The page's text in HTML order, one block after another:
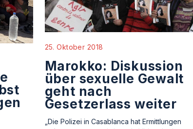
25. Oktober 2018
Marokko: Diskussion
über sexuelle Gewalt
geht nach
Gesetzerlass weiter
„Die Polizei in Casablanca hat Ermittlungen